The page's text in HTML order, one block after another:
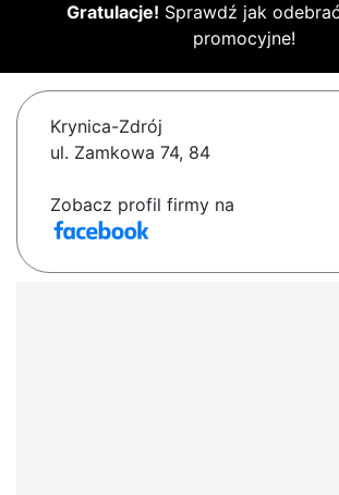
Gratulacje! Sprawdź jak
promocyjne!
Krynica-Zdrój
ul. Zamkowa 74, 84
Zobacz profil firmy na